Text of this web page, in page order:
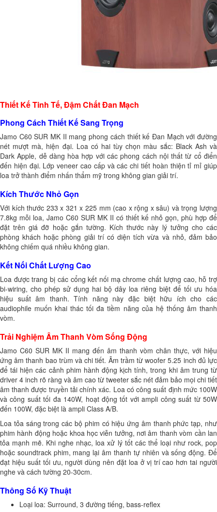
Thiết Kế Tinh Tế, Đậm Chất Đan Mạch
Phong Cách Thiết Kế Sang Trọng
Jamo C60 SUR MK II mang phong cách thiết kế Đan Mạch với đường
nét mượt mà, hiện đại. Loa có hai tùy chọn màu sắc: Black Ash và
Dark Apple, dễ dàng hòa hợp với các phong cách nội thất từ cổ điển
đến hiện đại. Lớp veneer cao cấp và các chi tiết hoàn thiện tỉ mỉ giúp
loa trở thành điểm nhấn thẩm mỹ trong không gian giải trí.
Kích Thước Nhỏ Gọn
Với kích thước 233 x 321 x 225 mm (cao x rộng x sâu) và trọng lượng
7.8kg mỗi loa, Jamo C60 SUR MK II có thiết kế nhỏ gọn, phù hợp để
đặt trên giá đỡ hoặc gắn tường. Kích thước này lý tưởng cho các
phòng khách hoặc phòng giải trí có diện tích vừa và nhỏ, đảm bảo
không chiếm quá nhiều không gian.
Kết Nối Chất Lượng Cao
Loa được trang bị các cổng kết nối mạ chrome chất lượng cao, hỗ trợ
bi-wiring, cho phép sử dụng hai bộ dây loa riêng biệt để tối ưu hóa
hiệu suất âm thanh. Tính năng này đặc biệt hữu ích cho các
audiophile muốn khai thác tối đa tiềm năng của hệ thống âm thanh
vòm.
Trải Nghiệm Âm Thanh Vòm Sống Động
Jamo C60 SUR MK II mang đến âm thanh vòm chân thực, với hiệu
ứng âm thanh bao trùm và chi tiết. Âm trầm từ woofer 5.25 inch đủ lực
để tái hiện các cảnh phim hành động kịch tính, trong khi âm trung từ
driver 4 inch rõ ràng và âm cao từ tweeter sắc nét đảm bảo mọi chi tiết
âm thanh được truyền tải chính xác. Loa có công suất định mức 100W
và công suất tối đa 140W, hoạt động tốt với ampli công suất từ 50W
đến 100W, đặc biệt là ampli Class A/B.
Loa tỏa sáng trong các bộ phim có hiệu ứng âm thanh phức tạp, như
phim hành động hoặc khoa học viễn tưởng, nơi âm thanh vòm cần lan
tỏa mạnh mẽ. Khi nghe nhạc, loa xử lý tốt các thể loại như rock, pop
hoặc soundtrack phim, mang lại âm thanh tự nhiên và sống động. Để
đạt hiệu suất tối ưu, người dùng nên đặt loa ở vị trí cao hơn tai người
nghe và cách tường 20-30cm.
Thông Số Kỹ Thuật
Loại loa: Surround, 3 đường tiếng, bass-reflex